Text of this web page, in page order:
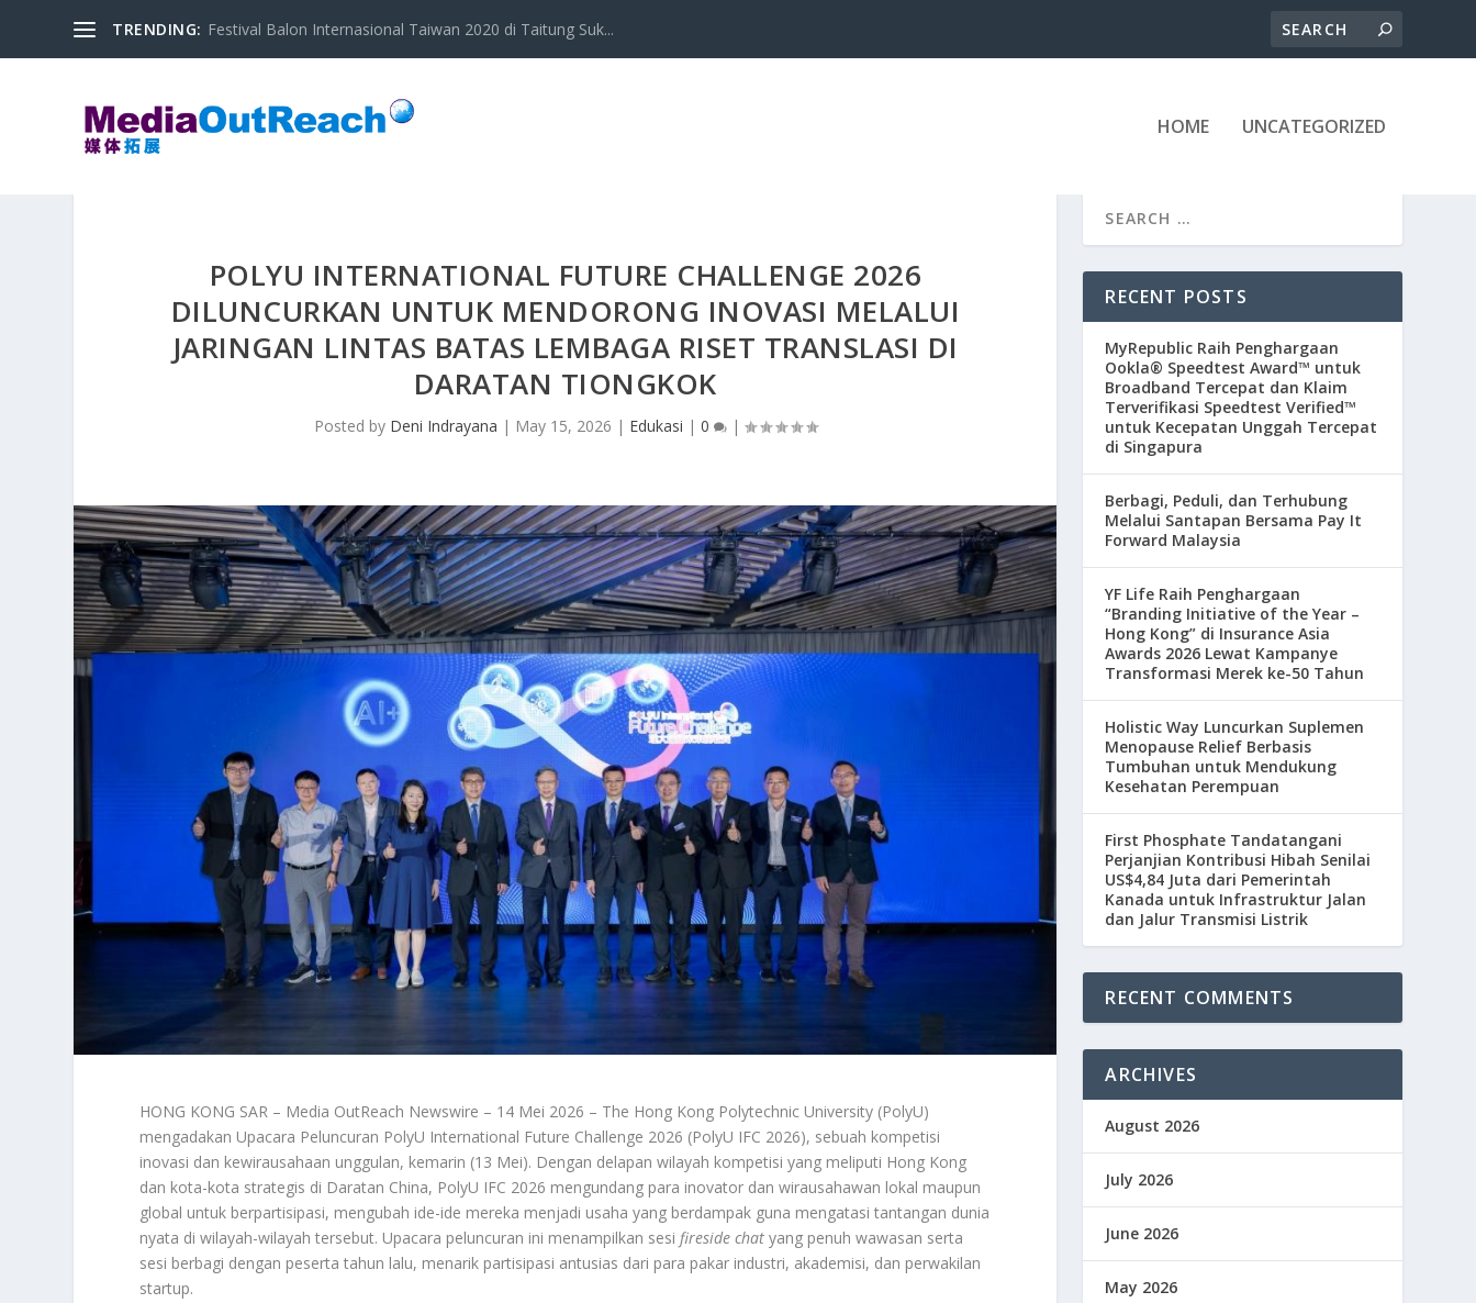
TRENDING: Festival Balon Internasional Taiwan 2020 di Taitung Suk...
HOME UNCATEGORIZED
POLYU INTERNATIONAL FUTURE CHALLENGE 2026
DILUNCURKAN UNTUK MENDORONG INOVASI MELALUI
JARINGAN LINTAS BATAS LEMBAGA RISET TRANSLASI DI
DARATAN TIONGKOK
Posted by Deni Indrayana | May 15, 2026 | Edukasi | 0 |
HONG KONG SAR – Media OutReach Newswire – 14 Mei 2026 – The Hong Kong Polytechnic University (PolyU)
mengadakan Upacara Peluncuran PolyU International Future Challenge 2026 (PolyU IFC 2026), sebuah kompetisi
inovasi dan kewirausahaan unggulan, kemarin (13 Mei). Dengan delapan wilayah kompetisi yang meliputi Hong Kong
dan kota-kota strategis di Daratan China, PolyU IFC 2026 mengundang para inovator dan wirausahawan lokal maupun
global untuk berpartisipasi, mengubah ide-ide mereka menjadi usaha yang berdampak guna mengatasi tantangan dunia
nyata di wilayah-wilayah tersebut. Upacara peluncuran ini menampilkan sesifireside chat yang penuh wawasan serta
sesi berbagi dengan peserta tahun lalu, menarik partisipasi antusias dari para pakar industri, akademisi, dan perwakilan
startup.
RECENT POSTS
MyRepublic Raih Penghargaan
Ookla® Speedtest Award™ untuk
Broadband Tercepat dan Klaim
Terverifikasi Speedtest Verified™
untuk Kecepatan Unggah Tercepat
di Singapura
Berbagi, Peduli, dan Terhubung
Melalui Santapan Bersama Pay It
Forward Malaysia
YF Life Raih Penghargaan
“Branding Initiative of the Year –
Hong Kong” di Insurance Asia
Awards 2026 Lewat Kampanye
Transformasi Merek ke-50 Tahun
Holistic Way Luncurkan Suplemen
Menopause Relief Berbasis
Tumbuhan untuk Mendukung
Kesehatan Perempuan
First Phosphate Tandatangani
Perjanjian Kontribusi Hibah Senilai
US$4,84 Juta dari Pemerintah
Kanada untuk Infrastruktur Jalan
dan Jalur Transmisi Listrik
RECENT COMMENTS
ARCHIVES
August 2026
July 2026
June 2026
May 2026